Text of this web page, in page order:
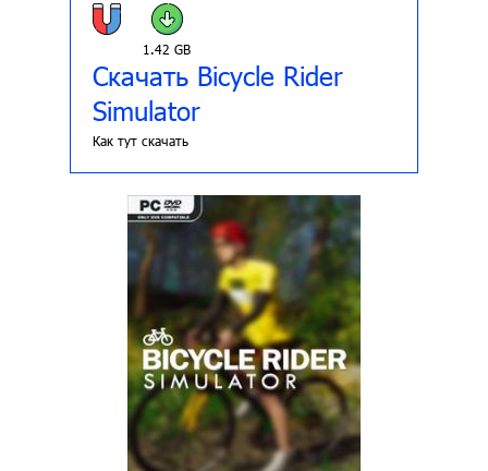
1.42 GB
Скачать Bicycle Rider
Simulator
Как тут скачать